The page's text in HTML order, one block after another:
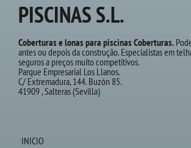
PISCINAS S.L.
Coberturas e lonas para piscinas Coberturas.
antes ou depois da construção. Especialistas em
seguros a preços muito competitivos.
Parque Empresarial Los Llanos.
C/ Extremadura, 144. Buzón 85.
41909 , Salteras (Sevilla)
INICIO